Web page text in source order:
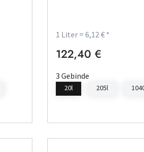
1 Liter = 6,12 € *
Regulärer Preis:
122,40 €
3 Gebinde
20l 205l